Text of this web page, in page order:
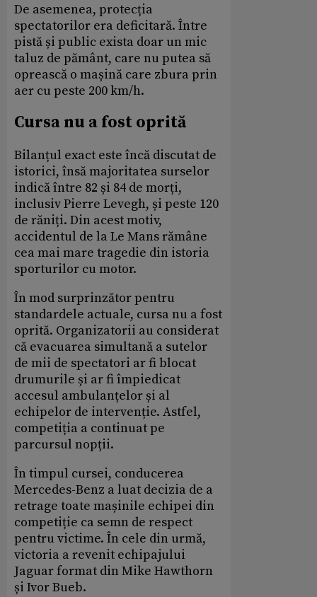
De asemenea, protecția
spectatorilor era deficitară. Între
pistă și public exista doar un mic
taluz de pământ, care nu putea să
oprească o mașină care zbura prin
aer cu peste 200 km/h.
Cursa nu a fost oprită
Bilanțul exact este încă discutat de
istorici, însă majoritatea surselor
indică între 82 și 84 de morți,
inclusiv Pierre Levegh, și peste 120
de răniți. Din acest motiv,
accidentul de la Le Mans rămâne
cea mai mare tragedie din istoria
sporturilor cu motor.
În mod surprinzător pentru
standardele actuale, cursa nu a fost
oprită. Organizatorii au considerat
că evacuarea simultană a sutelor
de mii de spectatori ar fi blocat
drumurile și ar fi împiedicat
accesul ambulanțelor și al
echipelor de intervenție. Astfel,
competiția a continuat pe
parcursul nopții.
În timpul cursei, conducerea
Mercedes-Benz a luat decizia de a
retrage toate mașinile echipei din
competiție ca semn de respect
pentru victime. În cele din urmă,
victoria a revenit echipajului
Jaguar format din Mike Hawthorn
și Ivor Bueb.